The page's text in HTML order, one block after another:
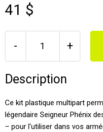
41 $
- +
Description
Ce kit plastique multipart
légendaire Seigneur Phénix
– pour l'utiliser dans vos